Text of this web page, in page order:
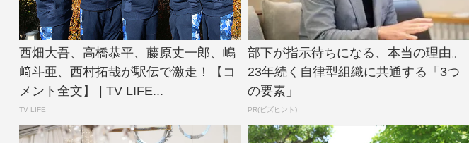
西畑大吾、高橋恭平、藤原丈一郎、嶋
﨑斗亜、西村拓哉が駅伝で激走！【コ
メント全文】 | TV LIFE...
TV LIFE
部下が指示待ちになる、本当の理由。
23年続く自律型組織に共通する「3つ
の要素」
PR(ビズヒント)